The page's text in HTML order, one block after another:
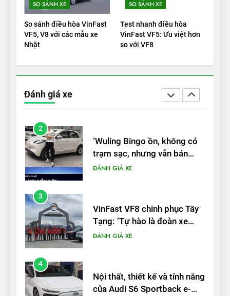
SO SÁNH XE
So sánh điều hòa VinFast
VF5, V8 với các mẫu xe
Nhật
SO SÁNH XE
Test nhanh điều hòa
VinFast VF5: Ưu việt hơn
so với VF8
Đánh giá xe
Xe tốt nhất để mua năm
2025: Green Car Reports
nêu tên 5 người vào chung
kết – Mỹ
ĐÁNH GIÁ XE
‘Wuling Bingo ồn, không có
trạm sạc, nhưng vẫn bán
3
VinFast VF8 chinh phục Tây
Tạng: ‘Tự hào là đoàn xe
điện Việt Nam đầu tiên lăn
ĐÁNH GIÁ XE
4
Nội thất, thiết kế và tính năng
của Audi S6 Sportback e-
tron
ĐÁNH GIÁ XE
5
VinFast VF8 đạt 4 sao trong
thử nghiệm an toàn NHTSA